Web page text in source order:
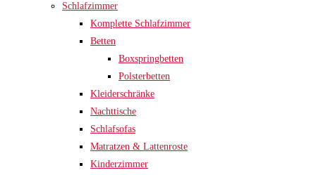
Schlafzimmer
Komplette Schlafzimmer
Betten
Boxspringbetten
Polsterbetten
Kleiderschränke
Nachttische
Schlafsofas
Matratzen & Lattenroste
Kinderzimmer